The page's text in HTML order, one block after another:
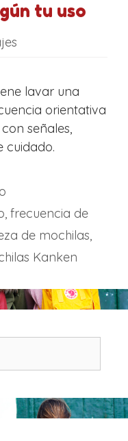
tu uso
lavar una
orientativa
señales,
cuidado.
, frecuencia de
de mochilas,
Kanken